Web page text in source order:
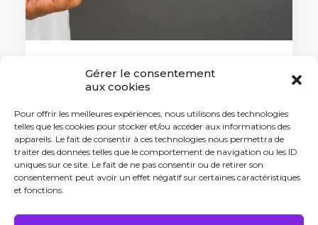
Gérer le consentement
aux cookies
Pour offrir les meilleures expériences, nous utilisons des technologies
telles que les cookies pour stocker et/ou accéder aux informations des
appareils. Le fait de consentir à ces technologies nous permettra de
traiter des données telles que le comportement de navigation ou les ID
uniques sur ce site. Le fait de ne pas consentir ou de retirer son
consentement peut avoir un effet négatif sur certaines caractéristiques
et fonctions.
25 septembre 2025
Septembre turquoise : double
innovation, double espoir pour les
patientes
Avec la curiethérapie, l'Institut de
Cancérologie de…
by Antonin Tabard